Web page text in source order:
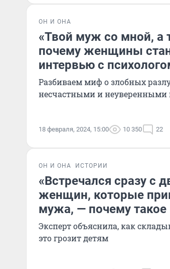
ОН И ОНА
«Твой муж со мной,
почему женщины
интервью с
Разбиваем миф о злобных
несчастными и неуверенными
18 февраля, 2024, 15:00 10 350 22
ОН И ОНА ИСТОРИИ
«Встречался сразу с
женщин, которые
мужа, — почему
Эксперт объяснила, как
это грозит детям